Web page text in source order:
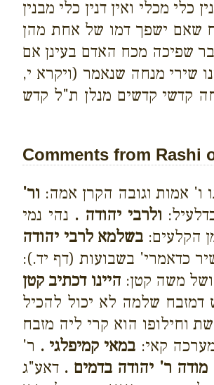
מכלי ואין דנין כלי מבנין
שאם ישפך דמו של אחת מהן
שפיכה מכח האדם בעינן אם
שירי מנחה שנאמר (ויקרא י,
קדשי קדשים מנלן ת"ל קדש
Comments from Rashi
ו' אמות וגובה הקרן אמה: ור'
ולרבי יהודה . נהי נמי
הקלעים: בשלמא לרבי יהודה
כדאמרי' בשבועות (דף יד.):
משה קטן: היינו דכתיב קטן
שלמה לא יכול להכיל
וחילופו הוא קרי ליה מזבח
קאי: במאי קמיפלגי . ר'
מודה ר' יהודה בדמים . דאע"ג